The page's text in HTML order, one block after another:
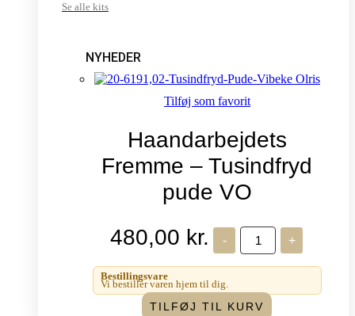
Se alle kits
NYHEDER
Tilføj som favorit
Haandarbejdets
Fremme – Tusindfryd
pude VO
480,00 kr. -
Haandarbejdets
Fremme
-
Tusindfryd
VO
antal
+
Bestillingsvare
Vi bestiller varen hjem til dig.
TILFØJ TIL KURV